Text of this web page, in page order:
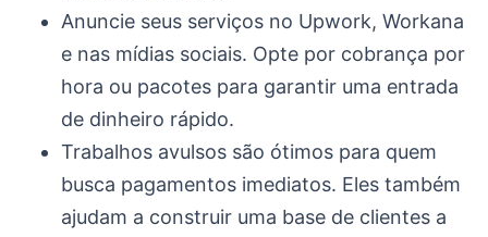
Anuncie seus serviços no Upwork, Workana
e nas mídias sociais. Opte por cobrança por
hora ou pacotes para garantir uma entrada
de dinheiro rápido.
Trabalhos avulsos são ótimos para quem
busca pagamentos imediatos. Eles também
ajudam a construir uma base de clientes a